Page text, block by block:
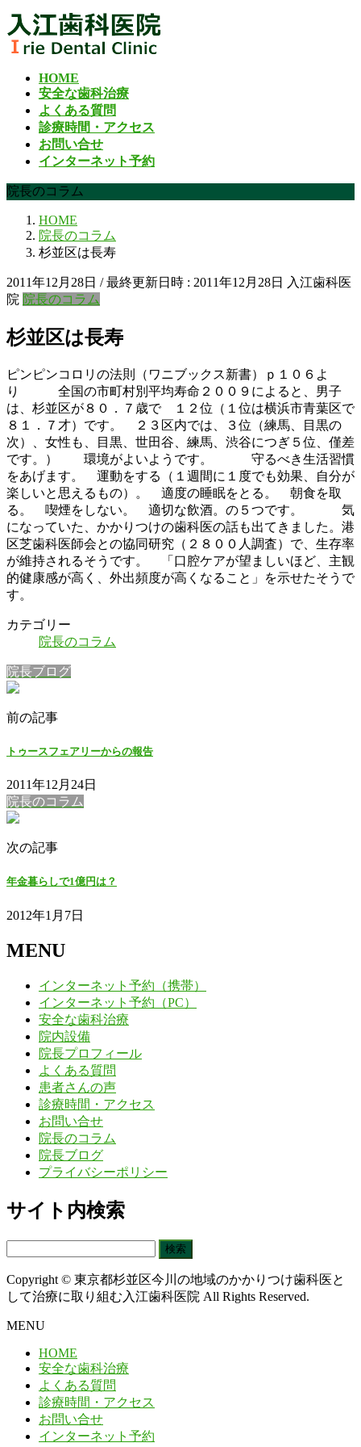
コ
ン
テ
ナ
ビ
ゲ
HOME
安全な歯科治療
よくある質問
診療時間・アクセス
お問い合せ
インターネット予約
院長のコラム
HOME
院長のコラム
杉並区は長寿
2011年12月28日 / 最終更新日時 : 2011年12月28日
入江歯科医
院 院長のコラム
杉並区は長寿
ピンピンコロリの法則（ワニブックス新書）ｐ１０６よ
り 全国の市町村別平均寿命２００９によると、男子
は、杉並区が８０．７歳で １２位（１位は横浜市青葉区で
８１．７才）です。 ２３区内では、３位（練馬、目黒の
次）、女性も、目黒、世田谷、練馬、渋谷につぎ５位、僅差
です。） 環境がよいようです。 守るべき生活習慣
をあげます。 運動をする（１週間に１度でも効果、自分が
楽しいと思えるもの）。 適度の睡眠をとる。 朝食を取
る。 喫煙をしない。 適切な飲酒。の５つです。 気
になっていた、かかりつけの歯科医の話も出てきました。港
区芝歯科医師会との協同研究（２８００人調査）で、生存率
が維持されるそうです。 「口腔ケアが望ましいほど、主観
的健康感が高く、外出頻度が高くなること」を示せたそうで
す。
カテゴリー
院長のコラム
院長ブログ
前の記事
トゥースフェアリーからの報告
2011年12月24日
院長のコラム
次の記事
年金暮らしで1億円は？
2012年1月7日
MENU
インターネット予約（携帯）
インターネット予約（PC）
安全な歯科治療
院内設備
院長プロフィール
よくある質問
患者さんの声
診療時間・アクセス
お問い合せ
院長のコラム
院長ブログ
プライバシーポリシー
サイト内検索
Copyright © 東京都杉並区今川の地域のかかりつけ歯科医と
して治療に取り組む入江歯科医院 All Rights Reserved.
MENU
HOME
安全な歯科治療
よくある質問
診療時間・アクセス
お問い合せ
インターネット予約